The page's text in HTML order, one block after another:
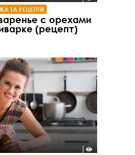
ТА РЕЦЕПТИ
с орехами
(рецепт)